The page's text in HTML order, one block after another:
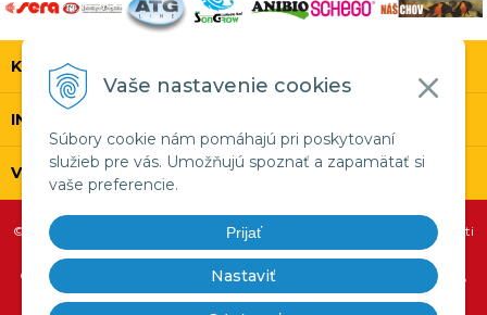
Vaše nastavenie cookies
Súbory cookie nám pomáhajú pri poskytovaní
služieb pre vás. Umožňujú spoznať a zapamätať si
vaše preferencie.
Prijať
Nastaviť
KONTAKT
INFOLINKA
VŠETKO O NÁKUPE
© 2026 SERA.SK • tvorba eshopu cez UNIobchod
spoločnosti
WEBYGROUP
Copyright 1999 - 2026 SERA SK,sro, Copyright 1970 - 2026 sera GmbH,
Copyright 1990 - 2026 Ichthyotrophic, Copyright 1995 - 2026 ANIBIO -